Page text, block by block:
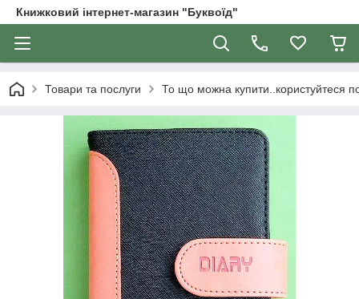
Книжковий інтернет-магазин "Буквоїд"
Товари та послуги То що можна купити..користуйтеся